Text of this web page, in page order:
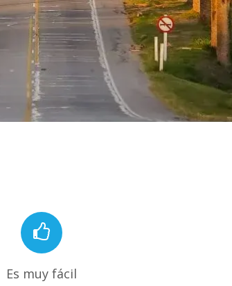
Es muy fácil